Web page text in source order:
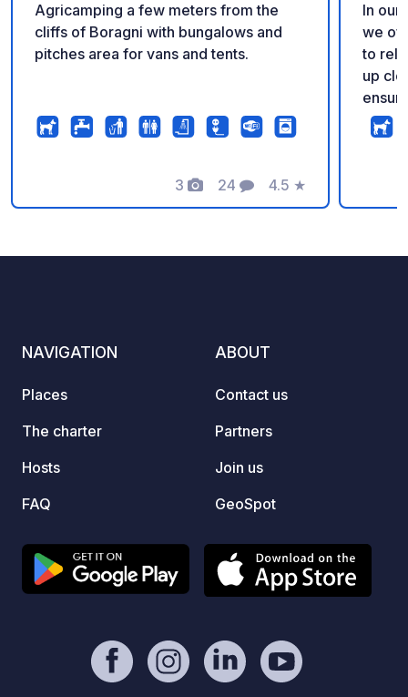
Agricamping a few meters from the
cliffs of Boragni with bungalows and
pitches area for vans and tents.
3
Photos
24
Comments
4.5
Rating
★
In our
we
to
up
NAVIGATION
Places
The charter
Hosts
FAQ
ABOUT
Contact us
Partners
Join us
GeoSpot